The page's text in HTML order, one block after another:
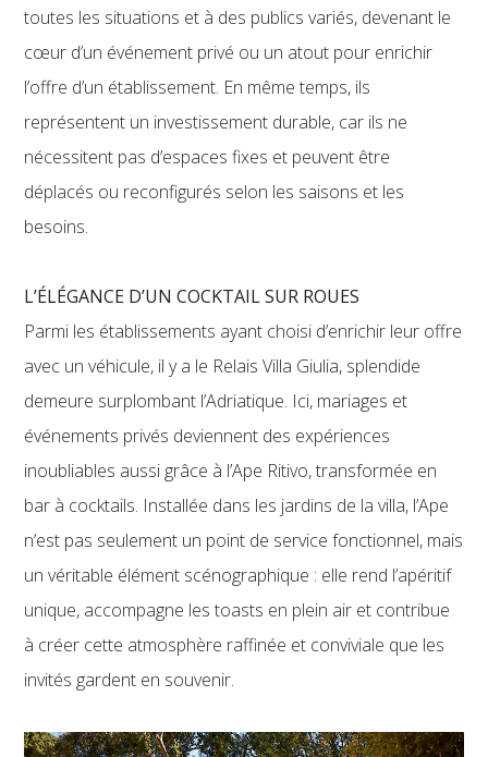
toutes les situations et à des publics variés, devenant le
cœur d’un événement privé ou un atout pour enrichir
l’offre d’un établissement. En même temps, ils
représentent un investissement durable, car ils ne
nécessitent pas d’espaces fixes et peuvent être
déplacés ou reconfigurés selon les saisons et les
besoins.
L’ÉLÉGANCE D’UN COCKTAIL SUR ROUES
Parmi les établissements ayant choisi d’enrichir leur offre
avec un véhicule, il y a le Relais Villa Giulia, splendide
demeure surplombant l’Adriatique. Ici, mariages et
événements privés deviennent des expériences
inoubliables aussi grâce à l’Ape Ritivo, transformée en
bar à cocktails. Installée dans les jardins de la villa, l’Ape
n’est pas seulement un point de service fonctionnel, mais
un véritable élément scénographique : elle rend l’apéritif
unique, accompagne les toasts en plein air et contribue
à créer cette atmosphère raffinée et conviviale que les
invités gardent en souvenir.